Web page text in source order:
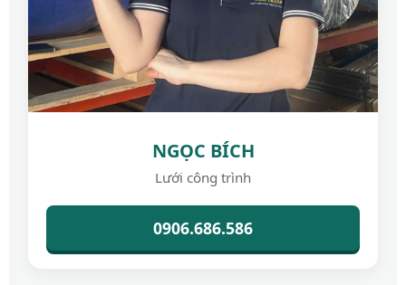
NGỌC BÍCH
Lưới công trình
0906.686.586